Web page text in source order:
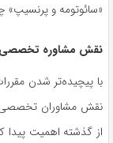
«سائوتومه و پرنسیپ»
نقش مشاوره تخصصی
نقش مشاوران تخصصی
از گذشته اهمیت پیدا